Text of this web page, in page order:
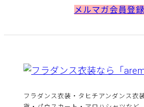
メルマガ会員登録
フラダンス衣装・タヒチアンダンス衣